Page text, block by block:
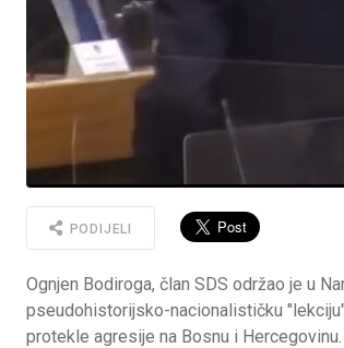
PODIJELI
Ognjen Bodiroga, član SDS održao je u
pseudohistorijsko-nacionalističku
protekle agresije na Bosnu i Hercegovinu.